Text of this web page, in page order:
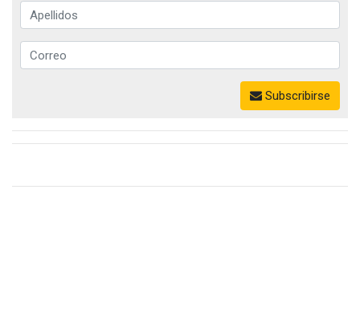
Subscribirse